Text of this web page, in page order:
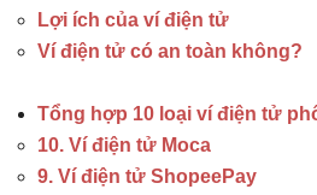
Lợi ích của ví điện tử
Ví điện tử có an toàn không?
Tổng hợp 10 loại ví điện tử
10. Ví điện tử Moca
9. Ví điện tử ShopeePay